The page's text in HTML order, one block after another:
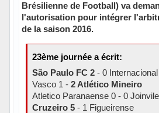
Brésilienne de Football) va
l'autorisation pour intégrer
de la saison 2016.
23ème journée a écrit:
São Paulo FC 2- 0 Internacional
Vasco 1 - 2 Atlético Mineiro
Atletico Paranaense 0 - 0 Joinvile
Cruzeiro 5- 1 Figueirense